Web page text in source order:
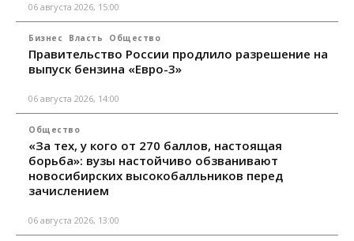
06 августа 2026, 15:00
Бизнес Власть Общество
Правительство России продлило разрешение на
выпуск бензина «Евро-3»
06 августа 2026, 14:00
Общество
«За тех, у кого от 270 баллов, настоящая
борьба»: вузы настойчиво обзванивают
новосибирских высокобалльников перед
зачислением
06 августа 2026, 13:00